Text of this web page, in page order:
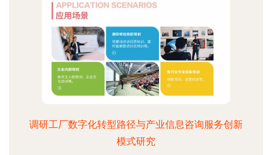
调研工厂数字化转型路径与产业信息咨询服务创新
模式研究